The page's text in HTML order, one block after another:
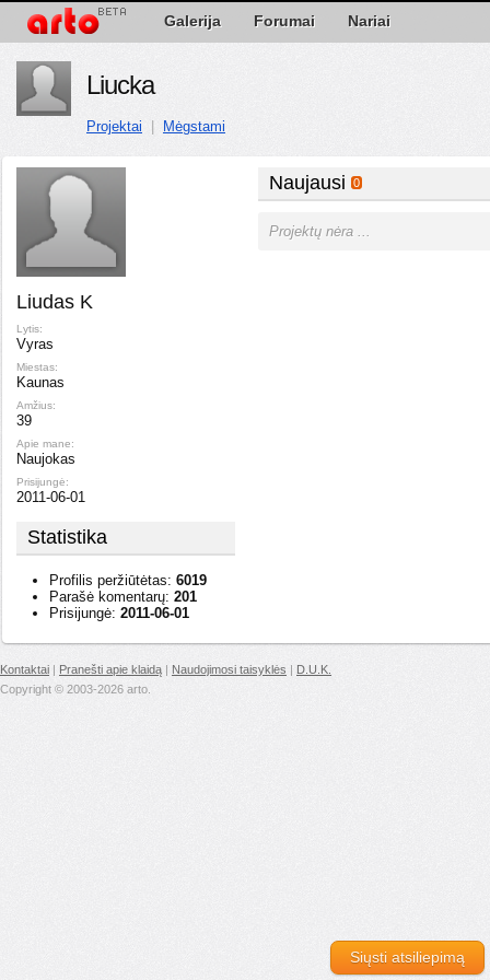
Galerija Forumai Nariai
Siųsti atsiliepimą
Liucka
Projektai Mėgstami
Liudas K
Lytis:
Vyras
Miestas:
Kaunas
Amžius:
39
Apie mane:
Naujokas
Prisijungė:
2011-06-01
Statistika
Profilis peržiūtėtas: 6019
Parašė komentarų: 201
Prisijungė: 2011-06-01
Naujausi 0
Projektų nėra ...
Kontaktai | Pranešti apie klaidą | Naudojimosi taisyklės | D.U.K.
Copyright © 2003-2026 arto.